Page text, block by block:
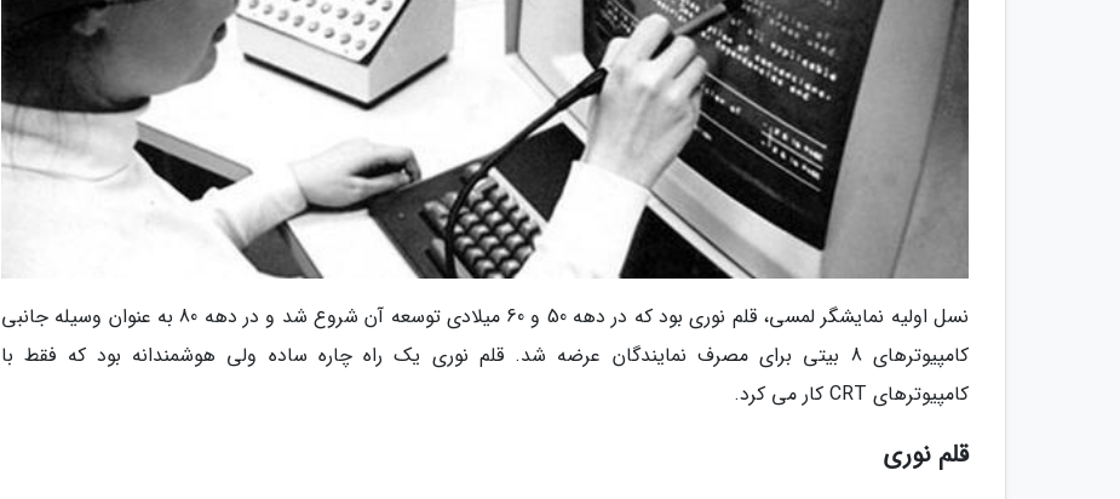
نسل اولیه نمایشگر لمسی، قلم نوری بود که در دهه 50 و 60 میلادی توسعه آن شروع شد و در دهه 80 به عنوان وسیله جانبی
کامپیوترهای 8 بیتی برای مصرف نمایندگان عرضه شد. قلم نوری یک راه چاره ساده ولی هوشمندانه بود که فقط با
کامپیوترهای CRT کار می کرد.
قلم نوری